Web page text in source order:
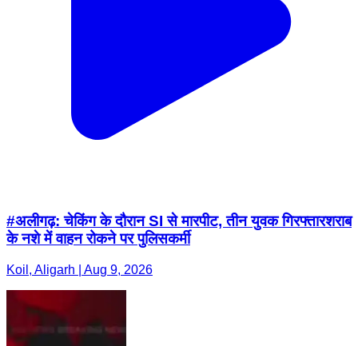
#अलीगढ़: चेकिंग के दौरान SI से मारपीट, तीन युवक गिरफ्तारशराब
के नशे में वाहन रोकने पर पुलिसकर्मी
Koil, Aligarh | Aug 9, 2026